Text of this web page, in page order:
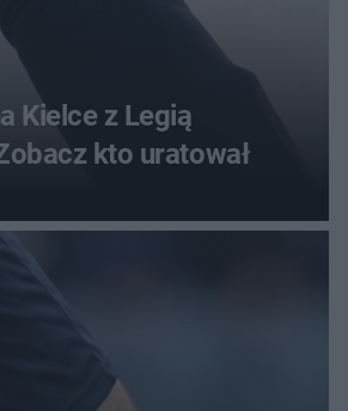
Kielce z Legią
kto uratował